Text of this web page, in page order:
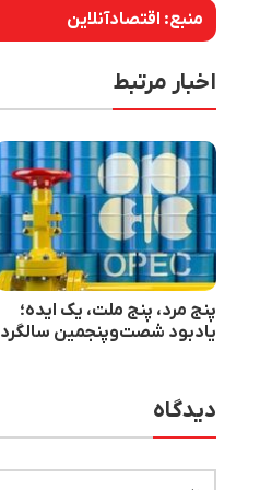
منبع: اقتصادآنلاین
اخبار مرتبط
پنج مرد، پنج ملت، یک ایده؛
یادبود شصت‌وپنجمین سالگرد
دیدگاه